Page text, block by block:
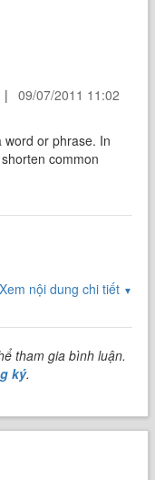
| 09/07/2011 11:02
or phrase. In
common
Xem nội dung chi tiết ▼
tham gia bình luận.
ký.